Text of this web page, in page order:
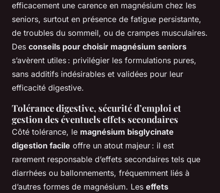
efficacement une carence en magnésium chez les
seniors, surtout en présence de fatigue persistante,
de troubles du sommeil, ou de crampes musculaires.
Des conseils pour choisir magnésium seniors
s’avèrent utiles : privilégier les formulations pures,
sans additifs indésirables et validées pour leur
efficacité digestive.
Tolérance digestive, sécurité d’emploi et
gestion des éventuels effets secondaires
Côté tolérance, le magnésium bisglycinate
digestion facile offre un atout majeur : il est
rarement responsable d’effets secondaires tels que
diarrhées ou ballonnements, fréquemment liés à
d’autres formes de magnésium. Les effets